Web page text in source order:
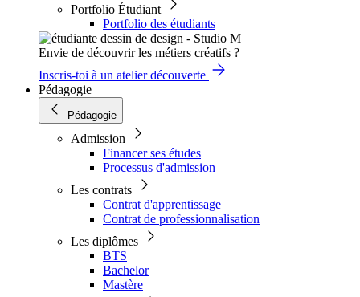
Portfolio Étudiant
Portfolio des étudiants
Envie de découvrir les métiers créatifs ?
Inscris-toi à un atelier découverte
Pédagogie
Pédagogie
Admission
Financer ses études
Processus d'admission
Les contrats
Contrat d'apprentissage
Contrat de professionnalisation
Les diplômes
BTS
Bachelor
Mastère